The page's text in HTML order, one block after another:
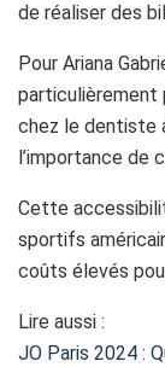
de réaliser des
Pour Ariana
particulièrement
chez le dentiste
l’importance de
Cette
sportifs
coûts élevés
Lire aussi :
JO Paris 2024 :